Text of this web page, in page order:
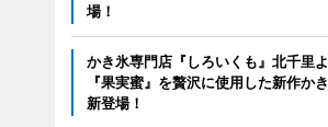
場！
かき氷専門店『しろいくも』北千里
『果実蜜』を贅沢に使用した新作か
新登場！